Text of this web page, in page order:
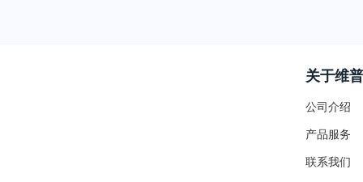
关于维普
公司介绍
产品服务
联系我们